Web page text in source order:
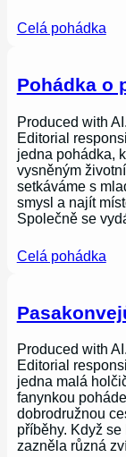
Celá pohádka
Pohádka o
Produced with
Editorial
jedna pohádka,
vysněným
setkáváme s
smysl a najít
Společně se
Celá pohádka
Produced with
Editorial
jedna malá
fanynkou
dobrodružnou
příběhy. Když
zazněla různá